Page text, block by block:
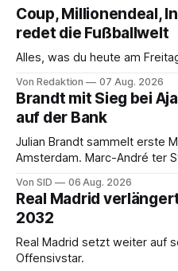
Coup, Millionendeal,
redet die Fußballwelt
Alles, was du heute am
Von Redaktion 07 Aug. 2026
Brandt mit Sieg bei
auf der Bank
Julian Brandt sammelt erste
Amsterdam. Marc-André ter
Von SID 06 Aug. 2026
Real Madrid
2032
Real Madrid setzt weiter auf
Offensivstar.